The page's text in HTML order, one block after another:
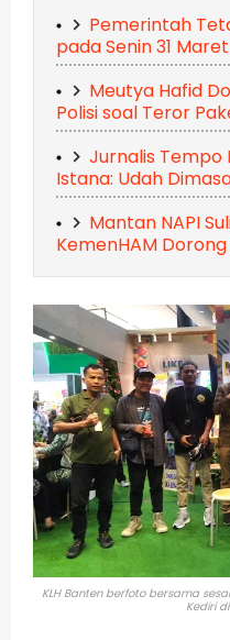
Pemerintah
pada Senin 31
Meutya Hafid
Polisi soal Teror
Jurnalis Tempo
Istana: Udah
Mantan NAPI
KemenHAM
KLH Banten berfoto bersama
Kediri